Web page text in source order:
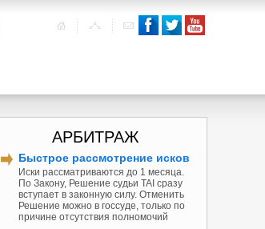
АРБИТРАЖ
Быстрое рассмотрение исков
Иски рассматриваются до 1 месяца.
По Закону, Решение судьи TAI сразу
вступает в законную силу. Отменить
Решение можно в госсуде, только по
причине отсутствия полномочий